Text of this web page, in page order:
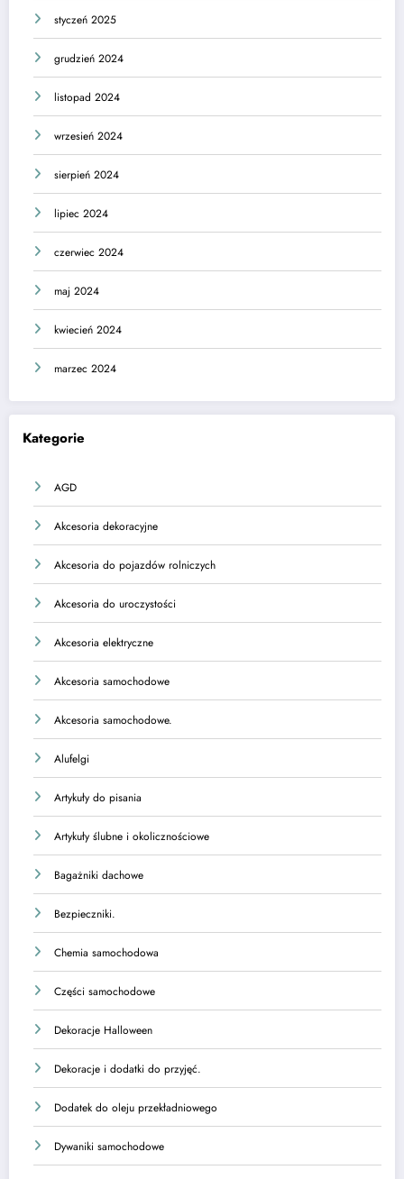
styczeń 2025
grudzień 2024
listopad 2024
wrzesień 2024
sierpień 2024
lipiec 2024
czerwiec 2024
maj 2024
kwiecień 2024
marzec 2024
Kategorie
AGD
Akcesoria dekoracyjne
Akcesoria do pojazdów rolniczych
Akcesoria do uroczystości
Akcesoria elektryczne
Akcesoria samochodowe
Akcesoria samochodowe.
Alufelgi
Artykuły do pisania
Artykuły ślubne i okolicznościowe
Bagażniki dachowe
Bezpieczniki.
Chemia samochodowa
Części samochodowe
Dekoracje Halloween
Dekoracje i dodatki do przyjęć.
Dodatek do oleju przekładniowego
Dywaniki samochodowe